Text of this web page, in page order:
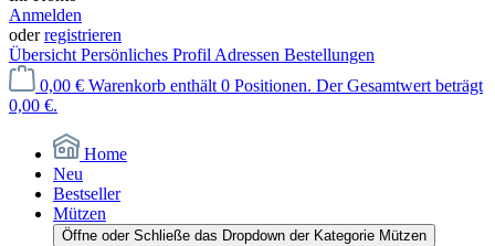
Anmelden
oderregistrieren
Übersicht Persönliches Profil Adressen Bestellungen
0,00 € Warenkorb enthält 0 Positionen. Der Gesamtwert beträgt
0,00 €.
Home
Neu
Bestseller
Mützen
Öffne oder Schließe das Dropdown der Kategorie Mützen